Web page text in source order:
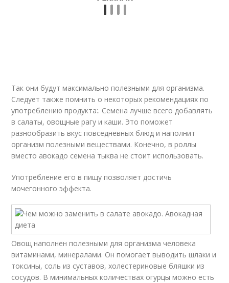
Так они будут максимально полезными для организма.
Следует также помнить о некоторых рекомендациях по
употреблению продукта:. Семена лучше всего добавлять
в салаты, овощные рагу и каши. Это поможет
разнообразить вкус повседневных блюд и наполнит
организм полезными веществами. Конечно, в роллы
вместо авокадо семена тыква не стоит использовать.
Употребление его в пищу позволяет достичь
мочегонного эффекта.
Овощ наполнен полезными для организма человека
витаминами, минералами. Он помогает выводить шлаки и
токсины, соль из суставов, холестериновые бляшки из
сосудов. В минимальных количествах огурцы можно есть